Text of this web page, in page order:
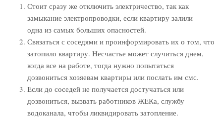
Стоит сразу же отключить электричество, так как
замыкание электропроводки, если квартиру залили –
одна из самых больших опасностей.
Связаться с соседями и проинформировать их о том, что
затопило квартиру. Несчастье может случиться днем,
когда все на работе, тогда нужно попытаться
дозвониться хозяевам квартиры или послать им смс.
Если до соседей не получается достучаться или
дозвониться, вызвать работников ЖЕКа, службу
водоканала, чтобы ликвидировать затопление.